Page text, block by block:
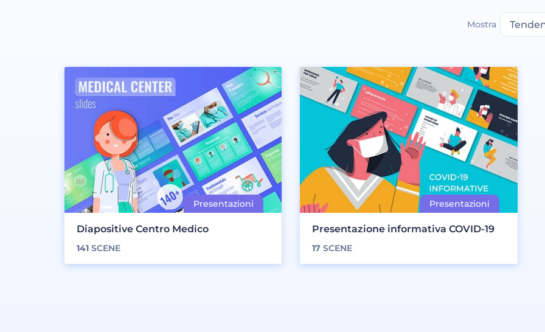
Mostra
Diapositive Centro Medico
141 SCENE
Presentazione informativa COVID-19
17 SCENE